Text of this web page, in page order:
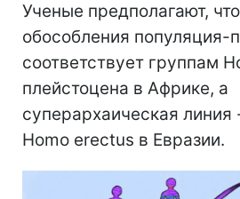
Ученые предполагают,
обособления популяция-
соответствует группам
плейстоцена в Африке, а
суперархаическая
Homo erectus в Евразии.